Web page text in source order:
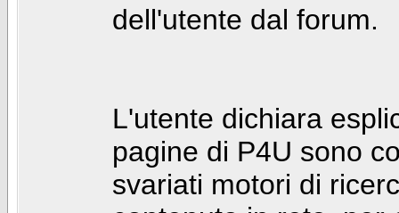
dell'utente dal forum.
L'utente dichiara
pagine di P4U sono
svariati motori di